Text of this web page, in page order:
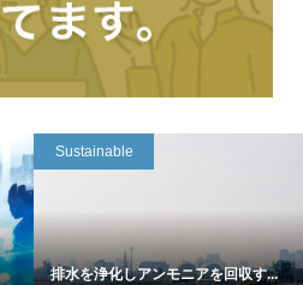
Sustainable
排水を浄化しアンモニアを回収す...